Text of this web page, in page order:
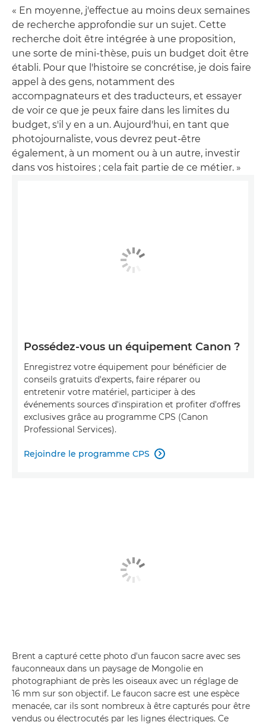
« En moyenne, j'effectue au moins deux semaines
de recherche approfondie sur un sujet. Cette
recherche doit être intégrée à une proposition,
une sorte de mini-thèse, puis un budget doit être
établi. Pour que l'histoire se concrétise, je dois faire
appel à des gens, notamment des
accompagnateurs et des traducteurs, et essayer
de voir ce que je peux faire dans les limites du
budget, s'il y en a un. Aujourd'hui, en tant que
photojournaliste, vous devrez peut-être
également, à un moment ou à un autre, investir
dans vos histoires ; cela fait partie de ce métier. »
Possédez-vous un équipement Canon ?
Enregistrez votre équipement pour bénéficier de
conseils gratuits d'experts, faire réparer ou
entretenir votre matériel, participer à des
événements sources d'inspiration et profiter d'offres
exclusives grâce au programme CPS (Canon
Professional Services).
Rejoindre le programme CPS 
Brent a capturé cette photo d'un faucon sacre avec ses
fauconneaux dans un paysage de Mongolie en
photographiant de près les oiseaux avec un réglage de
16 mm sur son objectif. Le faucon sacre est une espèce
menacée, car ils sont nombreux à être capturés pour être
vendus ou électrocutés par les lignes électriques. Ce